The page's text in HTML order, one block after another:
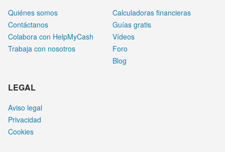
Quiénes somos
Contáctanos
Colabora con HelpMyCash
Trabaja con nosotros
Calculadoras financieras
Guías gratis
Vídeos
Foro
Blog
LEGAL
Aviso legal
Privacidad
Cookies